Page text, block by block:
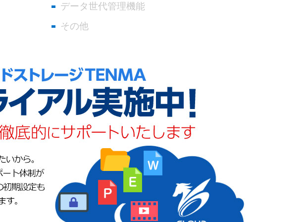
データ世代管理機能
その他